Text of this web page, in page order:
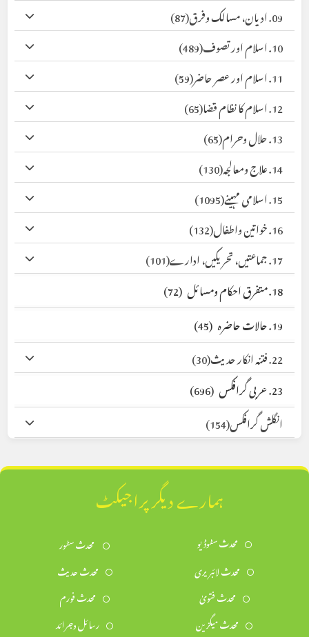
09. ادیان، مسالک وفرق
(87)
10. اسلام اور تصوف
(489)
11. اسلام اور عصر حاضر
(59)
12. اسلام کا نظام قضا
(65)
13. حلال وحرام
(65)
14. علاج ومعالجہ
(130)
15. اسلامی مہینے
(1095)
16. خواتین واطفال
(132)
17. جماعتیں، تحریکیں، ادارے
(101)
18. متفرق احکام ومسائل
(72)
19. حالات حاضرہ
(45)
22. فتنہ انکار حدیث
(30)
23. عربی گرافکس
(696)
انگلش گرافکس(154)
ہمارے دیگر پراجیکٹ
محدث سٹوڈیو
محدث سٹور
محدث لائبریری
محدث حدیث
محدث فتویٰ
محدث فورم
محدث میگزین
رسائل وجرائد